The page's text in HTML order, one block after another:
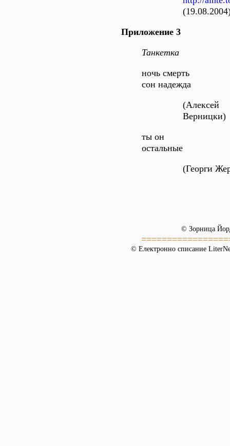
Приложение 3
Танкетка
ночь смерть
сон надежда
(Алексей
Верницки)
ты он
остальные
(Георги
© Зорница
© Електронно списание